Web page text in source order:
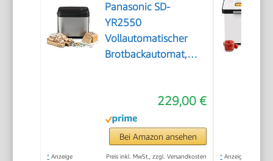
Panasonic SD-
YR2550
Vollautomatischer
Brotbackautomat,
und Hefespender, 31
automatische
Programme, zwei
Temperatursensoren,
229,00 €
Bei Amazon ansehen
* Anzeige Preis inkl. MwSt., zzgl. Versandkosten * Anzeige